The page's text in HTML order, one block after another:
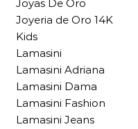
Joyas De Oro
Joyeria de Oro 14K
Kids
Lamasini
Lamasini Adriana
Lamasini Dama
Lamasini Fashion
Lamasini Jeans